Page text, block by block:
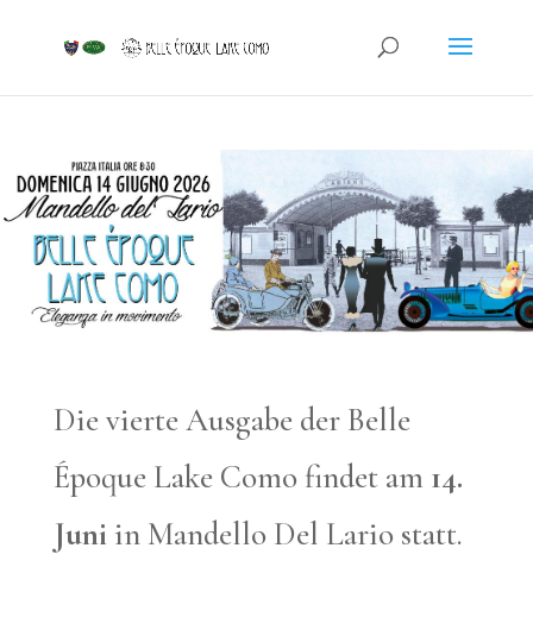
Die vierte Ausgabe der Belle
Époque Lake Como findet am 14.
Juni in Mandello Del Lario statt.